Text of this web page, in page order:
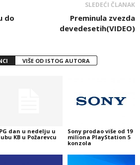
do
SLEDEĆI ČLANAK
Preminula zvezda
devedesetih(VIDEO)
VIŠE OD ISTOG AUTORA
dan u nedelju u
KB u Požarevcu
Sony prodao više od 19
miliona PlayStation 5
konzola